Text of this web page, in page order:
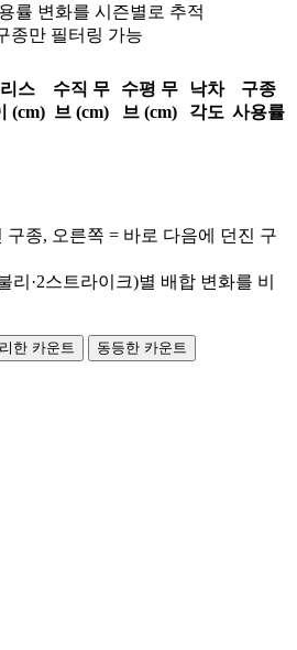
률 변화를 시즌별로 추적
종만 필터링 가능
스
(cm)
수직 무
브 (cm)
수평 무
브 (cm)
낙차
각도
구종
사용률
구종, 오른쪽 = 바로 다음에 던진 구
리·2스트라이크)별 배합 변화를 비
한 카운트
동등한 카운트